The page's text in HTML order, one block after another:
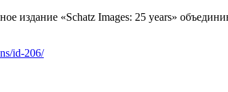
издание «Schatz Images: 25 years»
id-206/